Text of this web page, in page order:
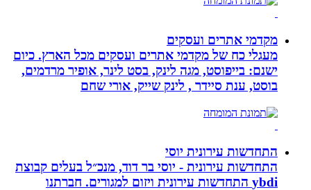
מקדמי אתרים ועסקים
מעגלי כח של מקדמי אתרים ועסקים מכל הארץ. כיום
ישנם: בייפוסט, מגה לינק, בסט לינר, אופיר מרדמים,
בוסט, ענת סיידר , לינק שייק, אורי שחם
התחדשות עירונית יוסי
התחדשות עירונית - יוסי בר דוד, מנכ״ל בעלים קבוצת
ybdi התחדשות עירונית ויזום למגורים. חברתנו